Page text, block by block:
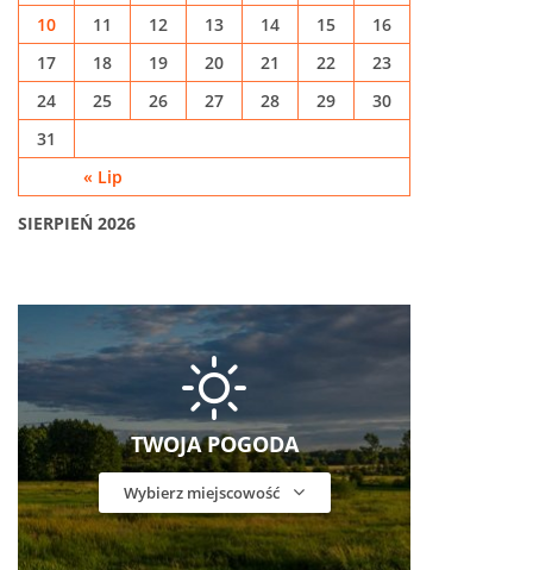
SIERPIEŃ 2026
« Lip
10
11 12 13 14 15
16
17
18 19 20 21 22
23
24
25 26 27 28 29
30
31
TWOJA POGODA
Wybierz miejscowość